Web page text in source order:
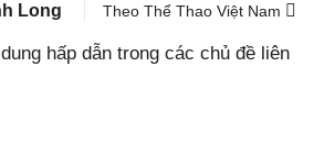
Long Theo Thể Thao Việt Nam
hấp dẫn trong các chủ đề liên